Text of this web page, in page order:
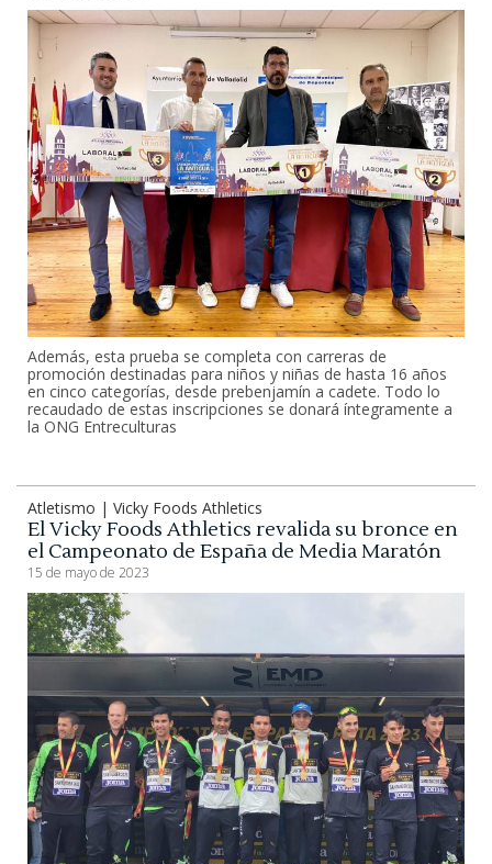
Además, esta prueba se completa con carreras de
promoción destinadas para niños y niñas de hasta 16 años
en cinco categorías, desde prebenjamín a cadete. Todo lo
recaudado de estas inscripciones se donará íntegramente a
la ONG Entreculturas
Atletismo | Vicky Foods Athletics
El Vicky Foods Athletics revalida su bronce en
el Campeonato de España de Media Maratón
15 de mayo de 2023